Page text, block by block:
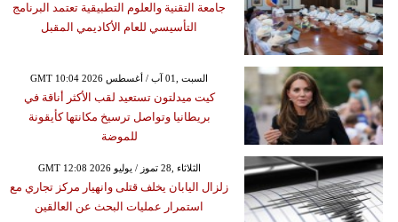
جامعة التقنية والعلوم التطبيقية تعتمد البرنامج
التأسيسي للعام الأكاديمي المقبل
GMT 10:04 2026 السبت ,01 آب / أغسطس
كيت ميدلتون تستعيد لقب الأكثر أناقة في
بريطانيا وتواصل ترسيخ مكانتها كأيقونة
للموضة
GMT 12:08 2026 الثلاثاء ,28 تموز / يوليو
زلزال اليابان يخلف قتلى وانهيار مركز تجاري مع
استمرار عمليات البحث عن العالقين